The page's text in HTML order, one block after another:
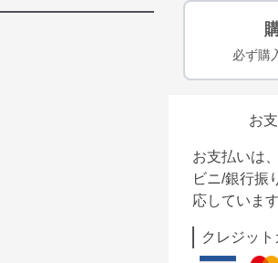
必ず購
お
お支払いは
ビニ/銀行振
応しています
クレジット